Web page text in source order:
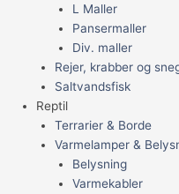
L Maller
Pansermaller
Div. maller
Rejer, krabber og
Saltvandsfisk
Reptil
Terrarier & Borde
Varmelamper &
Belysning
Varmekabler